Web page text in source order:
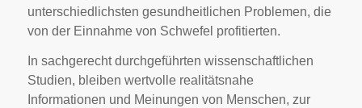
unterschiedlichsten gesundheitlichen Problemen, die
von der Einnahme von Schwefel profitierten.
In sachgerecht durchgeführten wissenschaftlichen
Studien, bleiben wertvolle realitätsnahe
Informationen und Meinungen von Menschen, zur